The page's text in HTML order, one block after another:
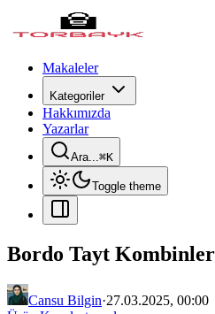
Makaleler
Kategoriler
Hakkımızda
Yazarlar
Ara...⌘K
Toggle theme
Bordo Tayt
Cansu Bilgin·27.03.2025, 00:00